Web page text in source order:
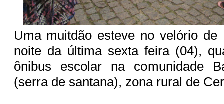
Uma muitdão esteve no velório de
noite da última sexta feira (04),
ônibus escolar na comunidade
(serra de santana), zona rural de